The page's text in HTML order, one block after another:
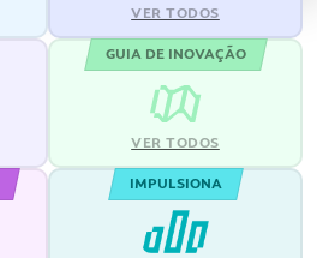
VER TODOS
GUIA DE INOVAÇÃO
VER TODOS
IMPULSIONA